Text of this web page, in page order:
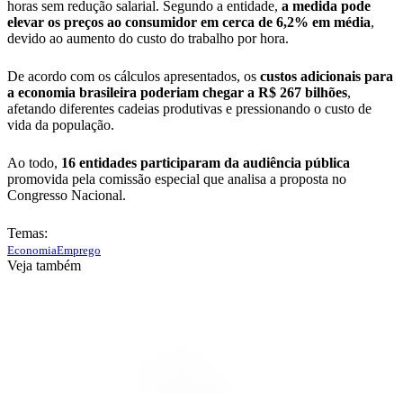
horas sem redução salarial. Segundo a entidade, a medida pode
elevar os preços ao consumidor em cerca de 6,2% em média,
devido ao aumento do custo do trabalho por hora.
De acordo com os cálculos apresentados, os custos adicionais para
a economia brasileira poderiam chegar a R$ 267 bilhões,
afetando diferentes cadeias produtivas e pressionando o custo de
vida da população.
Ao todo, 16 entidades participaram da audiência pública
promovida pela comissão especial que analisa a proposta no
Congresso Nacional.
Temas:
EconomiaEmprego
Veja também